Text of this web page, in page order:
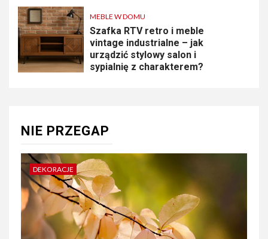
MEBLE W DOMU
Szafka RTV retro i meble
vintage industrialne – jak
urządzić stylowy salon i
sypialnię z charakterem?
NIE PRZEGAP
DEKORACJE